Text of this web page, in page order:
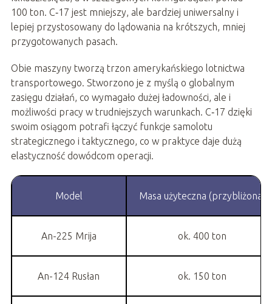
100 ton. C‑17 jest mniejszy, ale bardziej uniwersalny i
lepiej przystosowany do lądowania na krótszych, mniej
przygotowanych pasach.
Obie maszyny tworzą trzon amerykańskiego lotnictwa
transportowego. Stworzono je z myślą o globalnym
zasięgu działań, co wymagało dużej ładowności, ale i
możliwości pracy w trudniejszych warunkach. C‑17 dzięki
swoim osiągom potrafi łączyć funkcje samolotu
strategicznego i taktycznego, co w praktyce daje dużą
elastyczność dowódcom operacji.
Model Masa użyteczna (przybliżona)
An-225 Mrija ok. 400 ton
An-124 Rusłan ok. 150 ton